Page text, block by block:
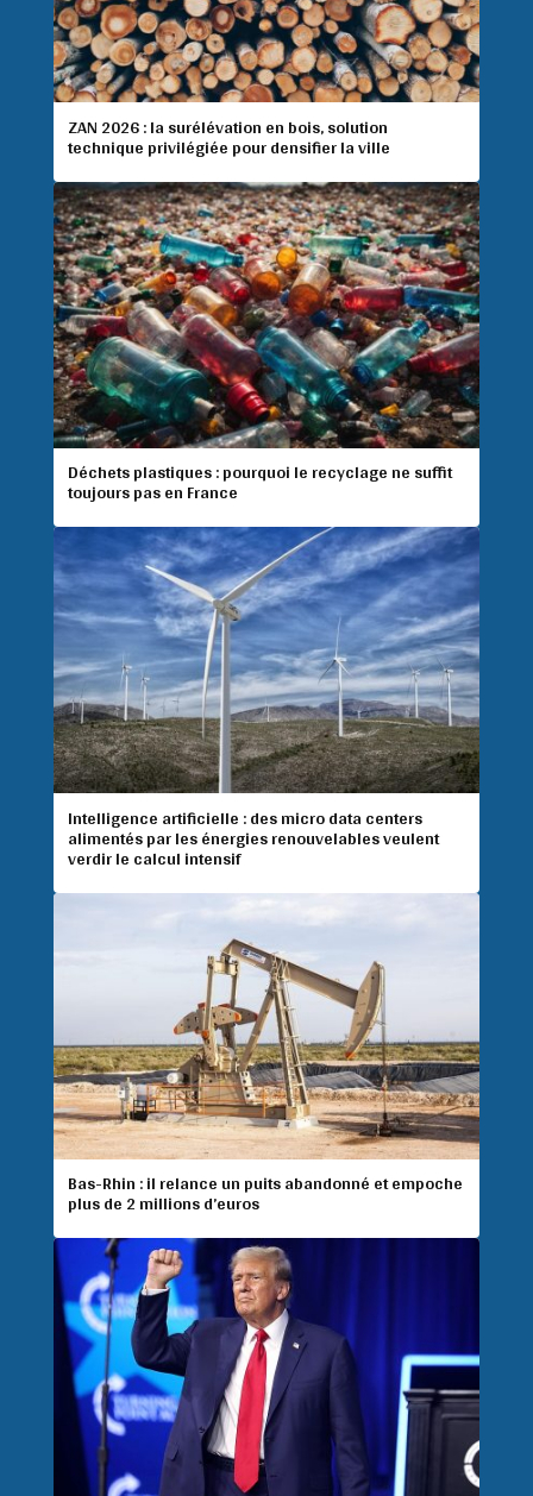
ZAN 2026 : la surélévation en bois, solution
technique privilégiée pour densifier la ville
Déchets plastiques : pourquoi le recyclage ne suffit
toujours pas en France
Intelligence artificielle : des micro data centers
alimentés par les énergies renouvelables veulent
verdir le calcul intensif
Bas-Rhin : il relance un puits abandonné et empoche
plus de 2 millions d’euros